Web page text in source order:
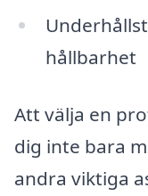
hållbarhet
Att välja en
dig inte bara
andra viktiga